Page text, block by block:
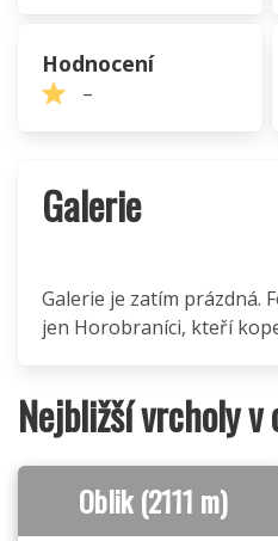
Hodnocení
–
Galerie
Galerie je zatím prázdná.
jen Horobraníci, kteří
Nejbližší vrcholy v
Oblik (2111 m)